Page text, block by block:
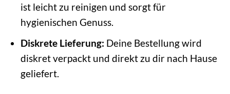
ist leicht zu reinigen und sorgt für
hygienischen Genuss.
Diskrete Lieferung: Deine Bestellung wird
diskret verpackt und direkt zu dir nach Hause
geliefert.